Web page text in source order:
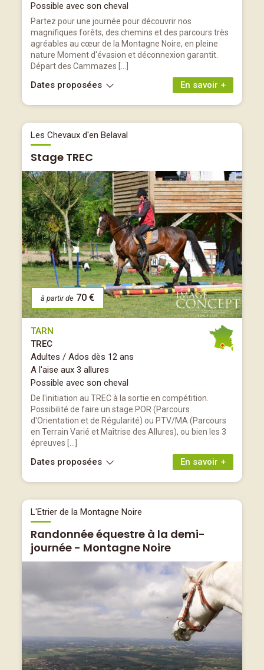
Possible avec son cheval
Partez pour une journée pour découvrir nos
magnifiques forêts, des chemins et des parcours très
agréables au cœur de la Montagne Noire, en pleine
nature Moment d'évasion et déconnexion garantit.
Départ des Cammazes […]
En savoir +
Dates proposées
Les Chevaux d'en Belaval
Stage TREC
à partir de 70 €
TARN
TREC
Adultes / Ados dès 12 ans
A l'aise aux 3 allures
Possible avec son cheval
De l'initiation au TREC à la sortie en compétition.
Possibilité de faire un stage POR (Parcours
d'Orientation et de Régularité) ou PTV/MA (Parcours
en Terrain Varié et Maîtrise des Allures), ou bien les 3
épreuves […]
En savoir +
Dates proposées
L'Etrier de la Montagne Noire
Randonnée équestre à la demi-
journée - Montagne Noire